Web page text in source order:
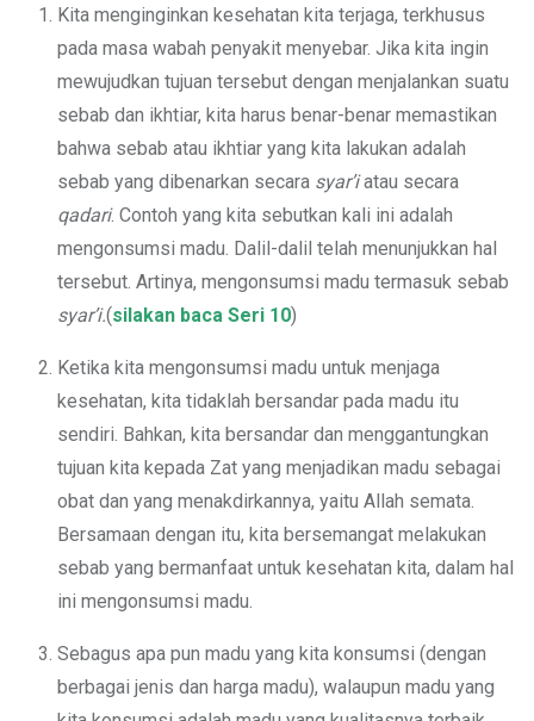
Kita menginginkan kesehatan kita terjaga, terkhusus
pada masa wabah penyakit menyebar. Jika kita ingin
mewujudkan tujuan tersebut dengan menjalankan suatu
sebab dan ikhtiar, kita harus benar-benar memastikan
bahwa sebab atau ikhtiar yang kita lakukan adalah
sebab yang dibenarkan secara syar’iatau secara
qadari. Contoh yang kita sebutkan kali ini adalah
mengonsumsi madu. Dalil-dalil telah menunjukkan hal
tersebut. Artinya, mengonsumsi madu termasuk sebab
syar’i.(silakan baca Seri 10)
Ketika kita mengonsumsi madu untuk menjaga
kesehatan, kita tidaklah bersandar pada madu itu
sendiri. Bahkan, kita bersandar dan menggantungkan
tujuan kita kepada Zat yang menjadikan madu sebagai
obat dan yang menakdirkannya, yaitu Allah semata.
Bersamaan dengan itu, kita bersemangat melakukan
sebab yang bermanfaat untuk kesehatan kita, dalam hal
ini mengonsumsi madu.
Sebagus apa pun madu yang kita konsumsi (dengan
berbagai jenis dan harga madu), walaupun madu yang